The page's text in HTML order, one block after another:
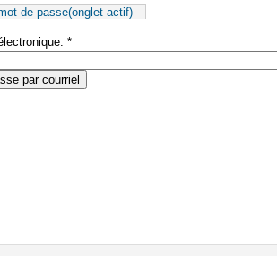
de passe(onglet actif)
*